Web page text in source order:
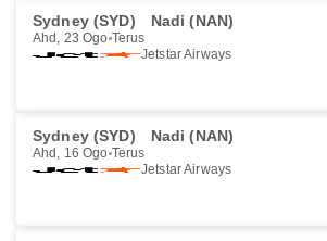
Sydney (SYD) Nadi (NAN)
Ahd, 23 Ogo Terus
Jetstar Airways
Sydney (SYD) Nadi (NAN)
Ahd, 16 Ogo Terus
Jetstar Airways